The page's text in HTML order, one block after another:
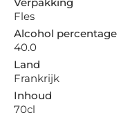
Verpakking
Fles
Alcohol percentage
40.0
Land
Frankrijk
Inhoud
70cl